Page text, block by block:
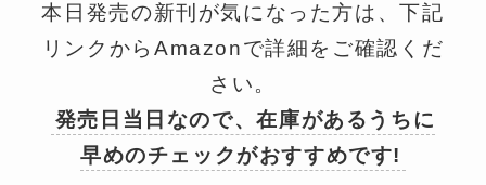
本日発売の新刊が気になった方は、下記
リンクからAmazonで詳細をご確認くだ
さい。
発売日当日なので、在庫があるうちに
早めのチェックがおすすめです!